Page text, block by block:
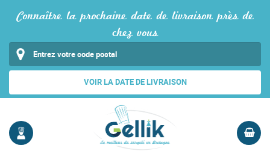
Connaître la prochaine date de livraison près de
chez vous
VOIR LA DATE DE LIVRAISON